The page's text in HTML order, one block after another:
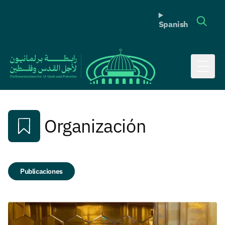
Spanish
Organización
Publicaciones